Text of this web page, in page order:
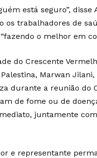
está seguro”,
os trabalhadores de
o melhor em
do Crescente
Marwan
durante a reunião do
de fome ou de
juntamente
e representante